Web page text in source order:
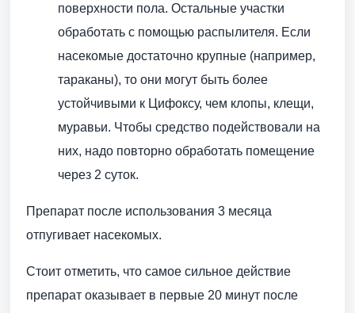
поверхности пола. Остальные участки
обработать с помощью распылителя. Если
насекомые достаточно крупные (например,
тараканы), то они могут быть более
устойчивыми к Цифоксу, чем клопы, клещи,
муравьи. Чтобы средство подействовали на
них, надо повторно обработать помещение
через 2 суток.
Препарат после использования 3 месяца
отпугивает насекомых.
Стоит отметить, что самое сильное действие
препарат оказывает в первые 20 минут после